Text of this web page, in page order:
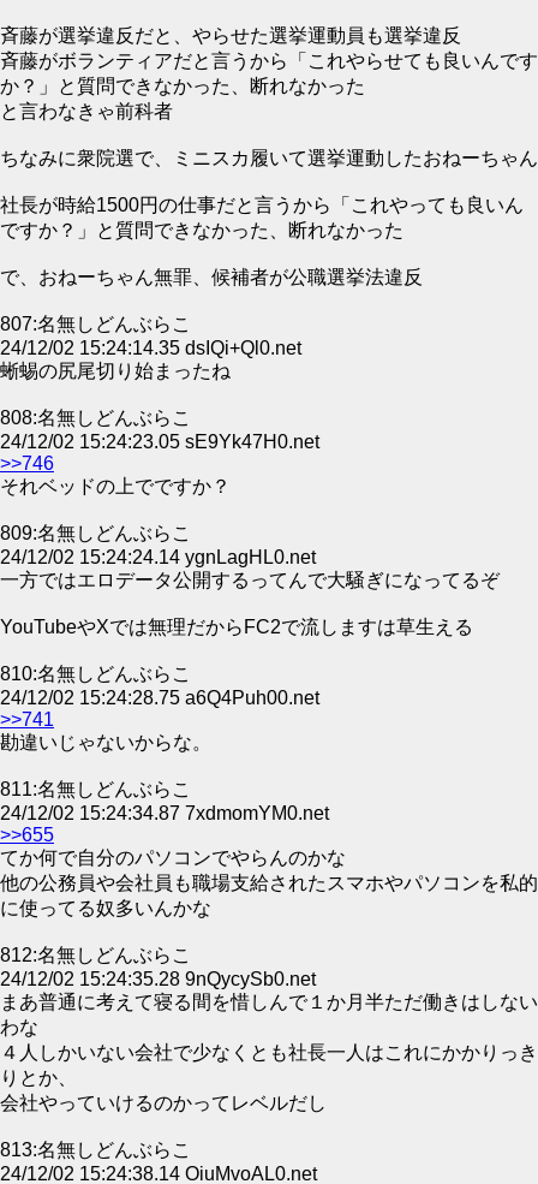
斉藤が選挙違反だと、やらせた選挙運動員も選挙違反
斉藤がボランティアだと言うから「これやらせても良いんです
か？」と質問できなかった、断れなかった
と言わなきゃ前科者
ちなみに衆院選で、ミニスカ履いて選挙運動したおねーちゃん
社長が時給1500円の仕事だと言うから「これやっても良いん
ですか？」と質問できなかった、断れなかった
で、おねーちゃん無罪、候補者が公職選挙法違反
807:名無しどんぶらこ
24/12/02 15:24:14.35 dsIQi+Ql0.net
蜥蜴の尻尾切り始まったね
808:名無しどんぶらこ
24/12/02 15:24:23.05 sE9Yk47H0.net
>>746
それベッドの上でですか？
809:名無しどんぶらこ
24/12/02 15:24:24.14 ygnLagHL0.net
一方ではエロデータ公開するってんで大騒ぎになってるぞ
YouTubeやXでは無理だからFC2で流しますは草生える
810:名無しどんぶらこ
24/12/02 15:24:28.75 a6Q4Puh00.net
>>741
勘違いじゃないからな。
811:名無しどんぶらこ
24/12/02 15:24:34.87 7xdmomYM0.net
>>655
てか何で自分のパソコンでやらんのかな
他の公務員や会社員も職場支給されたスマホやパソコンを私的
に使ってる奴多いんかな
812:名無しどんぶらこ
24/12/02 15:24:35.28 9nQycySb0.net
まあ普通に考えて寝る間を惜しんで１か月半ただ働きはしない
わな
４人しかいない会社で少なくとも社長一人はこれにかかりっき
りとか、
会社やっていけるのかってレベルだし
813:名無しどんぶらこ
24/12/02 15:24:38.14 OiuMvoAL0.net